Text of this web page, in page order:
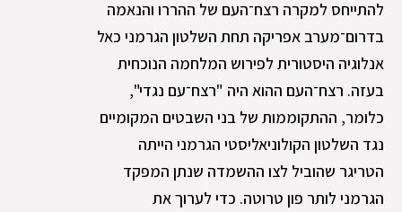
להתייחס למקרה רצח־העם של ההררו והנאמה
בדרום־מערב אפריקה תחת השלטון הגרמני כאל
אנלוגיה היסטורית לפירוש המלחמה הנוכחית
בעזה. רצח־העם ההוא היה "רצח־עם נגדי",
כלומר, ההתקוממות של בני השבטים המקומיים
נגד השלטון הקולוניאליסטי הגרמני הייתה
הטריגר שהוביל לצו ההשמדה שנתן המפקד
הגרמני לותר פון טרוטה. כדי לערוך את